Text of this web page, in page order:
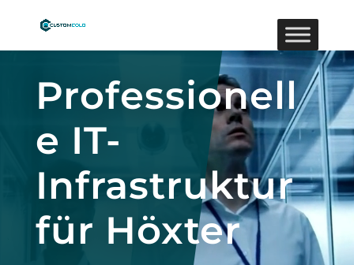
Professionell
e IT-
Infrastruktur
für Höxter